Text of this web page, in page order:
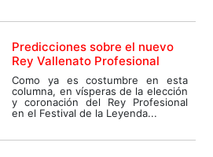
Predicciones sobre el nuevo
Rey Vallenato Profesional
Como ya es costumbre en esta
columna, en vísperas de la elección
y coronación del Rey Profesional
en el Festival de la Leyenda...